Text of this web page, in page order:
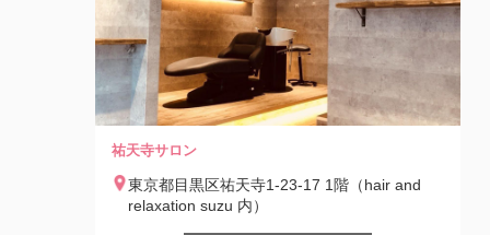
祐天寺サロン
東京都目黒区祐天寺1-23-17 1階（hair and
relaxation suzu 内）